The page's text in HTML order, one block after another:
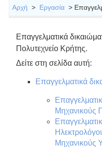
Αρχή > Εργασία>
Επαγγελματικά
Πολυτεχνείο Κρήτης.
Δείτε στη σελίδα αυτή:
Επαγγελματικά
Μηχανικούς
Μηχανικούς